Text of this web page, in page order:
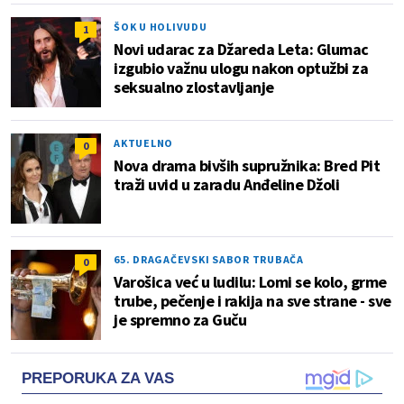
1 ŠOK U HOLIVUDU
Novi udarac za Džareda Leta: Glumac
izgubio važnu ulogu nakon optužbi za
seksualno zlostavljanje
0 AKTUELNO
Nova drama bivših supružnika: Bred Pit
traži uvid u zaradu Anđeline Džoli
0 65. DRAGAČEVSKI SABOR TRUBAČA
Varošica već u ludilu: Lomi se kolo, grme
trube, pečenje i rakija na sve strane - sve
je spremno za Guču
PREPORUKA ZA VAS